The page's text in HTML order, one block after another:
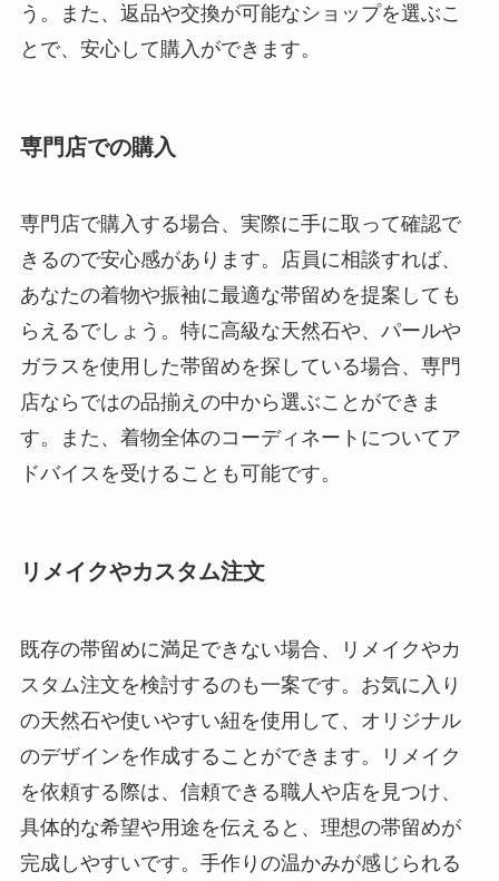
う。また、返品や交換が可能なショップを選ぶこ
とで、安心して購入ができます。
専門店での購入
専門店で購入する場合、実際に手に取って確認で
きるので安心感があります。店員に相談すれば、
あなたの着物や振袖に最適な帯留めを提案しても
らえるでしょう。特に高級な天然石や、パールや
ガラスを使用した帯留めを探している場合、専門
店ならではの品揃えの中から選ぶことができま
す。また、着物全体のコーディネートについてア
ドバイスを受けることも可能です。
リメイクやカスタム注文
既存の帯留めに満足できない場合、リメイクやカ
スタム注文を検討するのも一案です。お気に入り
の天然石や使いやすい紐を使用して、オリジナル
のデザインを作成することができます。リメイク
を依頼する際は、信頼できる職人や店を見つけ、
具体的な希望や用途を伝えると、理想の帯留めが
完成しやすいです。手作りの温かみが感じられる